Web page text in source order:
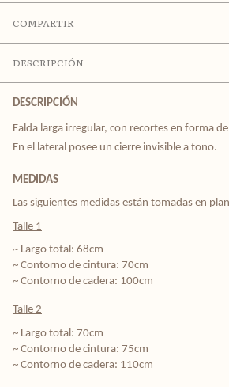
COMPARTIR
DESCRIPCIÓN
DESCRIPCIÓN
Falda larga irregular, con recortes en forma
En el lateral posee un cierre invisible a tono.
MEDIDAS
Las siguientes medidas están tomadas en
Talle 1
~ Largo total: 68cm
~ Contorno de cintura: 70cm
~ Contorno de cadera: 100cm
Talle 2
~ Largo total: 70cm
~ Contorno de cintura: 75cm
~ Contorno de cadera: 110cm